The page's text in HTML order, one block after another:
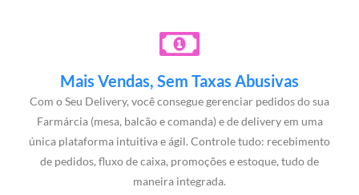
Mais Vendas, Sem Taxas Abusivas
Com o Seu Delivery, você consegue gerenciar pedidos do sua
Farmárcia (mesa, balcão e comanda) e de delivery em uma
única plataforma intuitiva e ágil. Controle tudo: recebimento
de pedidos, fluxo de caixa, promoções e estoque, tudo de
maneira integrada.